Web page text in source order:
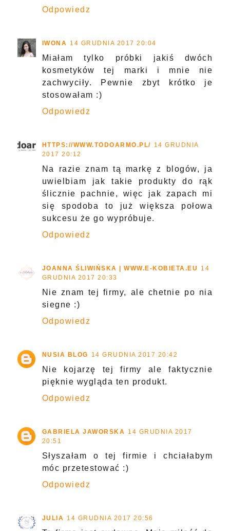
Odpowiedz
IWONA 14 GRUDNIA 2017 20:04
Miałam tylko próbki jakiś dwóch
kosmetyków tej marki i mnie nie
zachwyciły. Pewnie zbyt krótko je
stosowałam :)
Odpowiedz
HTTPS://WWW.TODOARMO.PL/ 14 GRUDNIA
2017 20:12
Na razie znam tą markę z blogów, ja
uwielbiam jak takie produkty do rąk
ślicznie pachnie, więc jak zapach mi
się spodoba to już większa połowa
sukcesu że go wypróbuje.
Odpowiedz
JOANNA ŚLIWIŃSKA | WWW.E-KOBIETA.EU
14
GRUDNIA 2017 20:33
Nie znam tej firmy, ale chetnie po nia
siegne :)
Odpowiedz
NUSIA BLOG 14 GRUDNIA 2017 20:42
Nie kojarzę tej firmy ale faktycznie
pięknie wygląda ten produkt.
Odpowiedz
GABRIELA JAWORSKA
14 GRUDNIA 2017
20:51
Słyszałam o tej firmie i chciałabym
móc przetestować :)
Odpowiedz
JULIA 14 GRUDNIA 2017 20:56